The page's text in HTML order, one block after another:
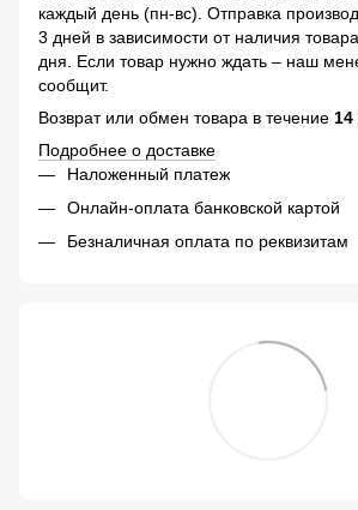
каждый день (пн-вс). Отправка
3 дней в зависимости от наличия
дня. Если товар нужно ждать – наш
сообщит.
Возврат или обмен товара в течение 14
Подробнее о доставке
Наложенный платеж
Онлайн-оплата банковской картой
Безналичная оплата по реквизитам